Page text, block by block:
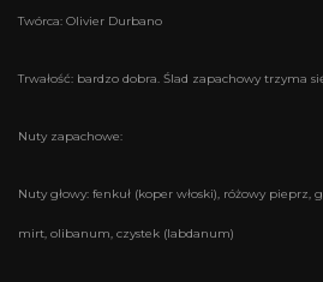
Twórca: Olivier Durbano
Trwałość: bardzo dobra. Ślad zapachowy trzyma
Nuty zapachowe:
Nuty głowy: fenkuł (koper włoski), różowy pieprz,
mirt, olibanum, czystek (labdanum)